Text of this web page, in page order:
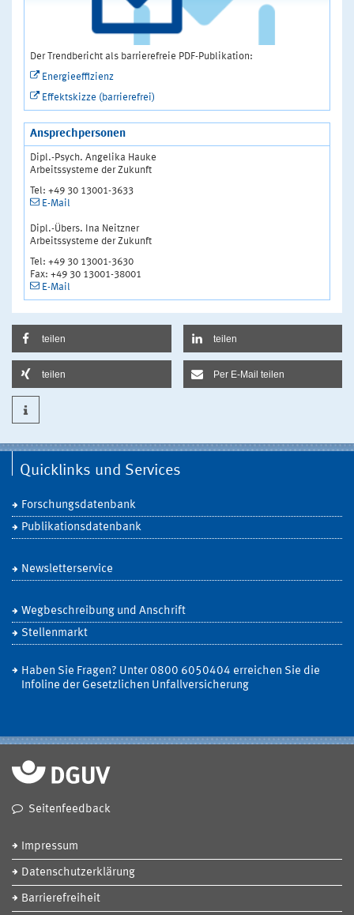
Der Trendbericht als barrierefreie PDF-Publikation:
Energieeffizienz
Effektskizze (barrierefrei)
Ansprechpersonen
Dipl.-Psych. Angelika Hauke
Arbeitssysteme der Zukunft
Tel: +49 30 13001-3633
E-Mail
Dipl.-Übers. Ina Neitzner
Arbeitssysteme der Zukunft
Tel: +49 30 13001-3630
Fax: +49 30 13001-38001
E-Mail
teilen teilen
teilen Per E-Mail teilen
Quicklinks und Services
Forschungsdatenbank
Publikationsdatenbank
Newsletterservice
Wegbeschreibung und Anschrift
Stellenmarkt
Haben Sie Fragen? Unter 0800 6050404 erreichen Sie die
Infoline der Gesetzlichen Unfallversicherung
Seitenfeedback
Impressum
Datenschutzerklärung
Barrierefreiheit